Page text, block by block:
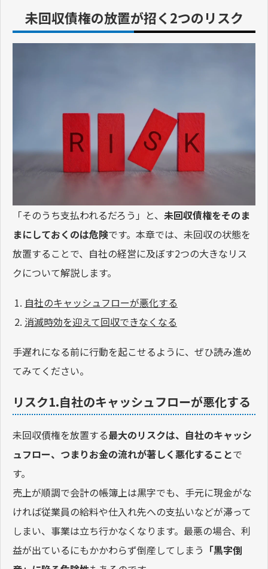
未回収債権の放置が招く2つのリスク
「そのうち支払われるだろう」と、 未回収債権をそのま
まにしておくのは危険です。本章では、未回収の状態を
放置することで、自社の経営に及ぼす2つの大きなリス
クについて解説します。
自社のキャッシュフローが悪化する
消滅時効を迎えて回収できなくなる
手遅れになる前に行動を起こせるように、ぜひ読み進め
てみてください。
リスク1.自社のキャッシュフローが悪化する
未回収債権を放置する最大のリスクは、自社のキャッシ
ュフロー、つまりお金の流れが著しく悪化することで
す。
売上が順調で会計の帳簿上は黒字でも、手元に現金がな
ければ従業員の給料や仕入れ先への支払いなどが滞って
しまい、事業は立ち行かなくなります。最悪の場合、利
益が出ているにもかかわらず倒産してしまう 「黒字倒